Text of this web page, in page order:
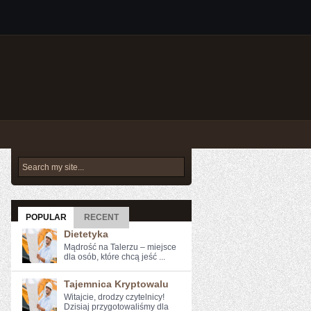
POPULAR RECENT
Dietetyka
Mądrość na Talerzu – miejsce
dla osób, które chcą jeść ...
Tajemnica Kryptowalu
Witajcie, drodzy czytelnicy!
⁢Dzisiaj przygotowaliśmy ​dla